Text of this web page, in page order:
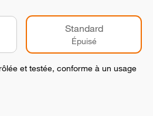
Standard
Épuisé
et testée, conforme à un usage